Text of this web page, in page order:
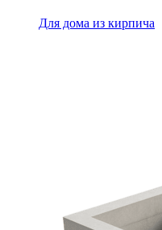
Для дома из кирпича